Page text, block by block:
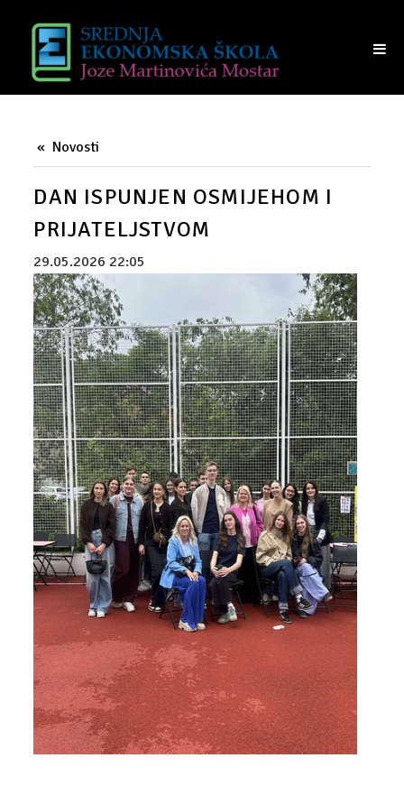
Novosti
DAN ISPUNJEN OSMIJEHOM I
PRIJATELJSTVOM
29.05.2026 22:05
UČENICI
VIJEĆE UČENIKA
RODITELJI
RAZREDI I RAZREDNICI
VIJEĆE RODITELJA
IZVANREDNI POLAZNICI
UPIS
ZANIMANJA
DIGITALNI MARKETING
EKONOMIST
POSLOVNA INFORMATIKA
KOMERCIJALIST
UPRAVNI REFERENT
CARINSKI TEHNIČAR
ADMINISTRATIVNI TAJNIK